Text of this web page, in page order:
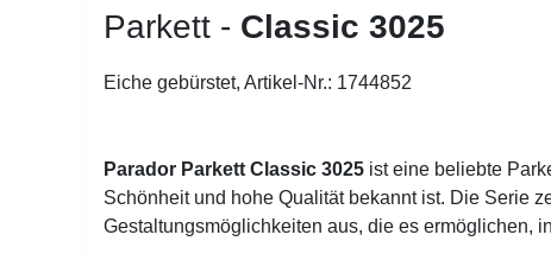
Parkett - Classic 3025
Eiche gebürstet, Artikel-Nr.: 1744852
Parador Parkett Classic 3025 ist eine beliebte
Schönheit und hohe Qualität bekannt ist. Die Serie
Gestaltungsmöglichkeiten aus, die es ermöglichen,